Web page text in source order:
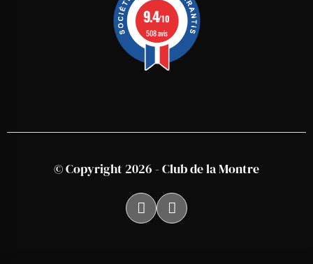
9.4/10
508 avis
© Copyright 2026 - Club de la Montre